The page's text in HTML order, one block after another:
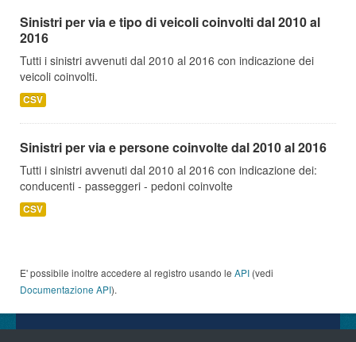
Sinistri per via e tipo di veicoli coinvolti dal 2010 al
2016
Tutti i sinistri avvenuti dal 2010 al 2016 con indicazione dei
veicoli coinvolti.
CSV
Sinistri per via e persone coinvolte dal 2010 al 2016
Tutti i sinistri avvenuti dal 2010 al 2016 con indicazione dei:
conducenti - passeggeri - pedoni coinvolte
CSV
E' possibile inoltre accedere al registro usando le API (vedi
Documentazione API).